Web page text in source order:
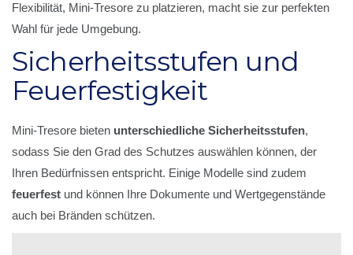
Flexibilität, Mini-Tresore zu platzieren, macht sie zur perfekten
Wahl für jede Umgebung.
Sicherheitsstufen und
Feuerfestigkeit
Mini-Tresore bieten unterschiedliche Sicherheitsstufen,
sodass Sie den Grad des Schutzes auswählen können, der
Ihren Bedürfnissen entspricht. Einige Modelle sind zudem
feuerfest und können Ihre Dokumente und Wertgegenstände
auch bei Bränden schützen.